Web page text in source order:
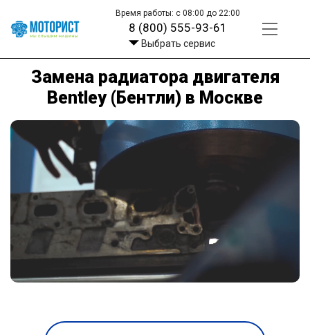
Время работы: с 08:00 до 22:00
8 (800) 555-93-61
Выбрать сервис
Замена радиатора двигателя
Bentley (Бентли) в Москве